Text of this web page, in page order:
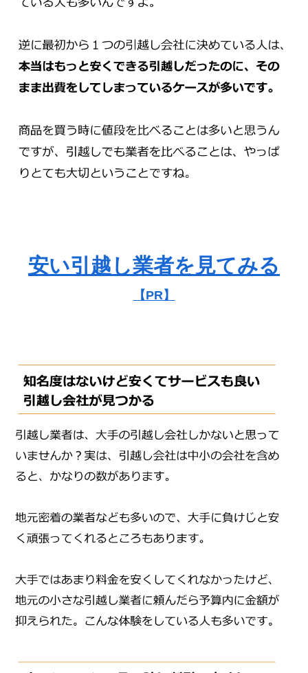
安い引越し業者を見てみる
【PR】